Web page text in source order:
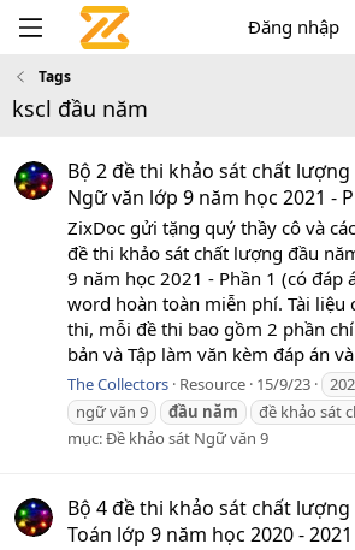
Đăng nhập
Tags
kscl đầu năm
Bộ 2 đề thi khảo sát chất
Ngữ văn lớp 9 năm học 2021 -
ZixDoc gửi tặng quý thầy cô và
đề thi khảo sát chất lượng đầu
9 năm học 2021 - Phần 1 (có đáp
word hoàn toàn miễn phí. Tài liệu
thi, mỗi đề thi bao gồm 2 phần
bản và Tập làm văn kèm đáp án
The Collectors Resource 15/9/23
ngữ văn 9
đầu năm đề khảo sát
mục:Đề khảo sát Ngữ văn 9
Bộ 4 đề thi khảo sát chất
Toán lớp 9 năm học 2020 -